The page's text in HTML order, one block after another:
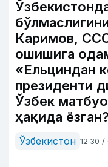
Каримов,
ошишига
«Ельциндан
президенти
Ўзбек
ҳақида ёзган?
Ўзбекистон 12:30 /